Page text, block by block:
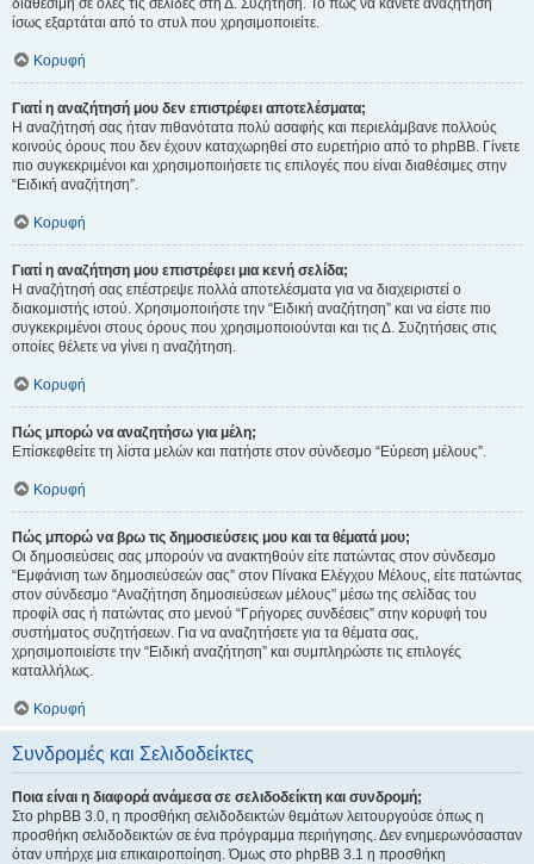
διαθέσιμη σε όλες τις σελίδες στη Δ. Συζήτηση. Το πώς να κάνετε αναζήτηση
ίσως εξαρτάται από το στυλ που χρησιμοποιείτε.
Κορυφή
Γιατί η αναζήτησή μου δεν επιστρέφει αποτελέσματα;
Η αναζήτησή σας ήταν πιθανότατα πολύ ασαφής και περιελάμβανε πολλούς
κοινούς όρους που δεν έχουν καταχωρηθεί στο ευρετήριο από το phpBB. Γίνετε
πιο συγκεκριμένοι και χρησιμοποιήσετε τις επιλογές που είναι διαθέσιμες στην
“Ειδική αναζήτηση”.
Κορυφή
Γιατί η αναζήτηση μου επιστρέφει μια κενή σελίδα;
Η αναζήτησή σας επέστρεψε πολλά αποτελέσματα για να διαχειριστεί ο
διακομιστής ιστού. Χρησιμοποιήστε την “Ειδική αναζήτηση” και να είστε πιο
συγκεκριμένοι στους όρους που χρησιμοποιούνται και τις Δ. Συζητήσεις στις
οποίες θέλετε να γίνει η αναζήτηση.
Κορυφή
Πώς μπορώ να αναζητήσω για μέλη;
Επίσκεφθείτε τη λίστα μελών και πατήστε στον σύνδεσμο “Εύρεση μέλους”.
Κορυφή
Πώς μπορώ να βρω τις δημοσιεύσεις μου και τα θέματά μου;
Οι δημοσιεύσεις σας μπορούν να ανακτηθούν είτε πατώντας στον σύνδεσμο
“Εμφάνιση των δημοσιεύσεών σας” στον Πίνακα Ελέγχου Μέλους, είτε πατώντας
στον σύνδεσμο “Αναζήτηση δημοσιεύσεων μέλους” μέσω της σελίδας του
προφίλ σας ή πατώντας στο μενού “Γρήγορες συνδέσεις” στην κορυφή του
συστήματος συζητήσεων. Για να αναζητήσετε για τα θέματα σας,
χρησιμοποιείστε την “Ειδική αναζήτηση” και συμπληρώστε τις επιλογές
καταλλήλως.
Κορυφή
Συνδρομές και Σελιδοδείκτες
Ποια είναι η διαφορά ανάμεσα σε σελιδοδείκτη και συνδρομή;
Στο phpBB 3.0, η προσθήκη σελιδοδεικτών θεμάτων λειτουργούσε όπως η
προσθήκη σελιδοδεικτών σε ένα πρόγραμμα περιήγησης. Δεν ενημερωνόσασταν
όταν υπήρχε μια επικαιροποίηση. Όμως στο phpBB 3.1 η προσθήκη